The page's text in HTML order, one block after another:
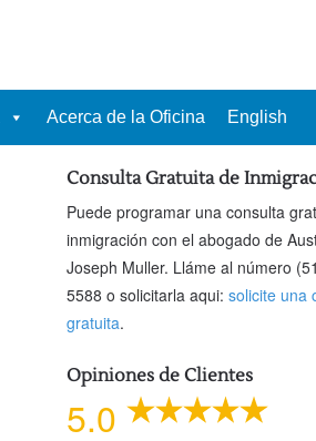
Acerca de la Oficina English
Consulta Gratuita de
Puede programar una consulta
inmigración con el abogado de
Joseph Muller. Lláme al número
5588 o solicitarla aqui: solicite una
gratuita.
Opiniones de Clientes
5.0